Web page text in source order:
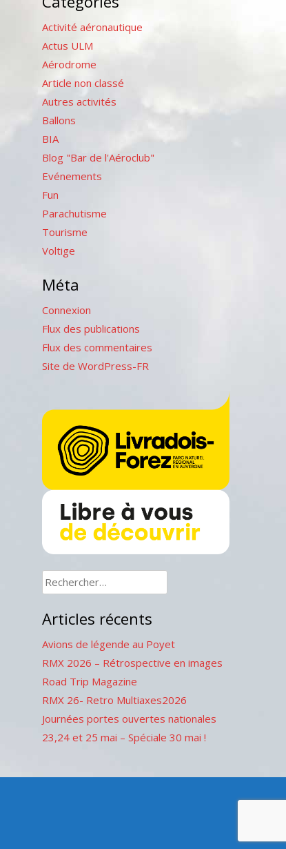
Activité aéronautique
Actus ULM
Aérodrome
Article non classé
Autres activités
Ballons
BIA
Blog "Bar de l'Aéroclub"
Evénements
Fun
Parachutisme
Tourisme
Voltige
Méta
Connexion
Flux des publications
Flux des commentaires
Site de WordPress-FR
Rechercher :
Articles récents
Avions de légende au Poyet
RMX 2026 – Rétrospective en images
Road Trip Magazine
RMX 26- Retro Multiaxes2026
Journées portes ouvertes nationales
23,24 et 25 mai – Spéciale 30 mai !